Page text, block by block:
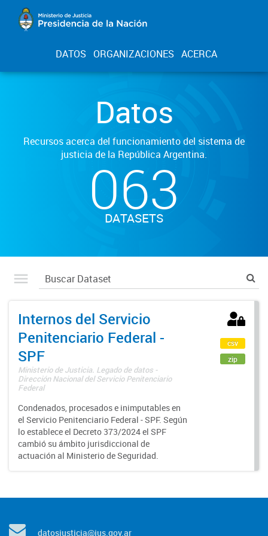
DATOS ORGANIZACIONES ACERCA
Datos
Recursos acerca del funcionamiento del sistema de
justicia de la República Argentina.
063
DATASETS
Internos del Servicio
Penitenciario Federal -
SPF
Ministerio de Justicia. Legado de datos -
Dirección Nacional del Servicio Penitenciario
Federal
Condenados, procesados e inimputables en
el Servicio Penitenciario Federal - SPF. Según
lo establece el Decreto 373/2024 el SPF
cambió su ámbito jurisdiccional de
actuación al Ministerio de Seguridad.
csv
zip
datosjusticia@jus.gov.ar